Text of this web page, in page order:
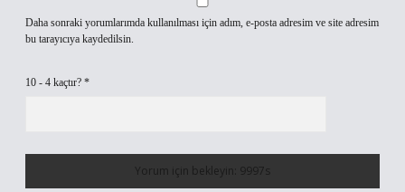
Daha sonraki yorumlarımda kullanılması için adım, e-posta adresim ve site adresim
bu tarayıcıya kaydedilsin.
10 - 4 kaçtır? *